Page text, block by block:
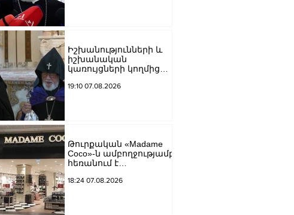
Իշխանությունների և
իշխանական
կառույցների կողմից
եկեղեցու
կամքին
հպատակեցնելու
համար․ Վեհափառ
19:10 07.08.2026
Թուրքական «Madame
Coco»-ն ամբողջությամբ
հեռանում է
կփակվի 29 խանութ
18:24 07.08.2026